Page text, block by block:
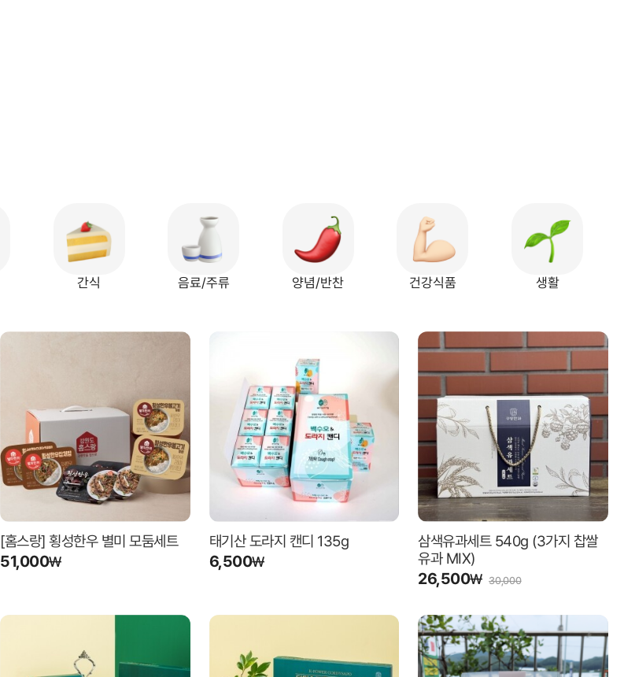
간식 음료/주류 양념/반찬 건강식품 생활
[홈스랑] 횡성한우 별미 모둠세트
51,000₩
태기산 도라지 캔디 135g
6,500₩
삼색유과세트 540g (3가지 찹쌀
유과 MIX)
26,500₩ 30,000